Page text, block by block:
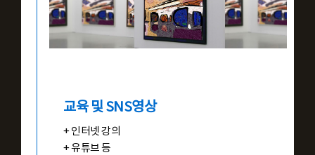
교육 및 SNS영상
+ 인터넷 강의
+ 유튜브 등